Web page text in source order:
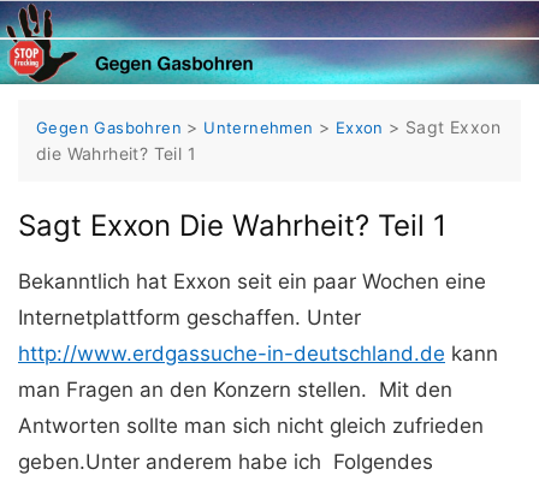
Skip
to
content
Gegen Gasbohren > Unternehmen > Exxon > Sagt Exxon
die Wahrheit? Teil 1
Sagt Exxon Die Wahrheit? Teil 1
Bekanntlich hat Exxon seit ein paar Wochen eine
Internetplattform geschaffen. Unter
http://www.erdgassuche-in-deutschland.de kann
man Fragen an den Konzern stellen. Mit den
Antworten sollte man sich nicht gleich zufrieden
geben.Unter anderem habe ich Folgendes